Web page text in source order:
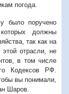
погода.
было поручено
должны
так как на
отрасли, не
в том числе
Кодексов РФ.
вы понимали,
Шаров.